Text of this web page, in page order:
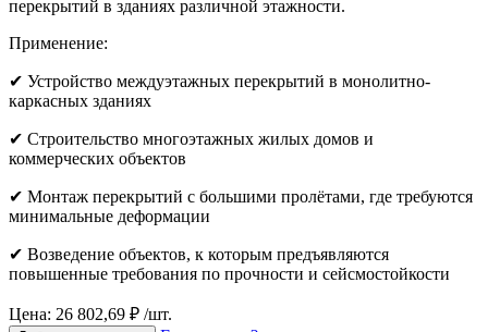
перекрытий в зданиях различной этажности.
Применение:
✔ Устройство междуэтажных перекрытий в монолитно-
каркасных зданиях
✔ Строительство многоэтажных жилых домов и
коммерческих объектов
✔ Монтаж перекрытий с большими пролётами, где требуются
минимальные деформации
✔ Возведение объектов, к которым предъявляются
повышенные требования по прочности и сейсмостойкости
Цена: 26 802,69 ₽ /шт.